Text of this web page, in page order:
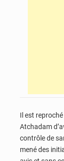
Il est
Atchadam
contrôle de
mené des